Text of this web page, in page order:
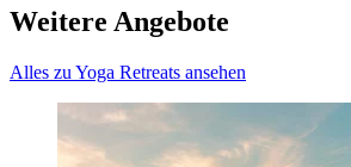
Weitere Angebote
Alles zu Yoga Retreats ansehen